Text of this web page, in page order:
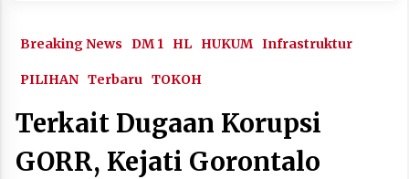
Breaking News DM 1 HL HUKUM Infrastruktur
PILIHAN Terbaru TOKOH
Terkait Dugaan Korupsi
GORR, Kejati Gorontalo